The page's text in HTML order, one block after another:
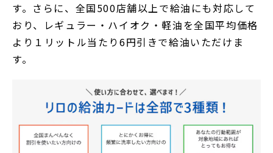
す。さらに、全国500店舗以上で給油にも対応して
おり、レギュラー・ハイオク・軽油を全国平均価格
より１リットル当たり6円引きで給油いただけま
す。